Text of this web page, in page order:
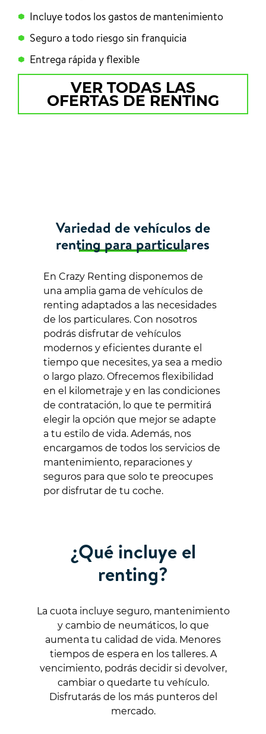
Incluye todos los gastos de mantenimiento
Seguro a todo riesgo sin franquicia
Entrega rápida y flexible
VER TODAS LAS
OFERTAS DE RENTING
Variedad de vehículos de
renting para particulares
En Crazy Renting disponemos de
una amplia gama de vehículos de
renting adaptados a las necesidades
de los particulares. Con nosotros
podrás disfrutar de vehículos
modernos y eficientes durante el
tiempo que necesites, ya sea a medio
o largo plazo. Ofrecemos flexibilidad
en el kilometraje y en las condiciones
de contratación, lo que te permitirá
elegir la opción que mejor se adapte
a tu estilo de vida. Además, nos
encargamos de todos los servicios de
mantenimiento, reparaciones y
seguros para que solo te preocupes
por disfrutar de tu coche.
¿Qué incluye el
renting?
La cuota incluye seguro, mantenimiento
y cambio de neumáticos, lo que
aumenta tu calidad de vida. Menores
tiempos de espera en los talleres. A
vencimiento, podrás decidir si devolver,
cambiar o quedarte tu vehículo.
Disfrutarás de los más punteros del
mercado.